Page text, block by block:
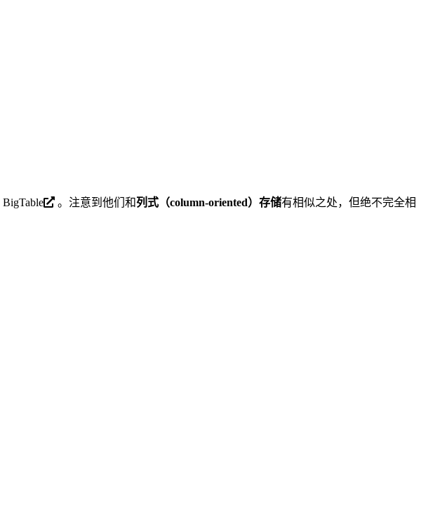
BigTable 。注意到他们和列式（column-oriented）存储有相似之处，但绝不完全相